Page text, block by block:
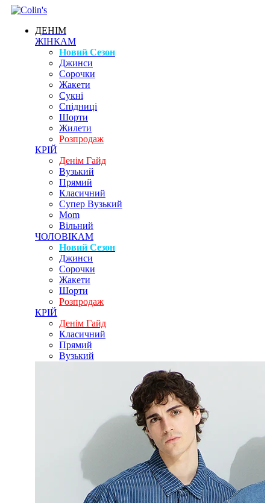
ДЕНІМ
ЖІНКАМ
Новий Сезон
Джинси
Сорочки
Жакети
Сукні
Спідниці
Шорти
Жилети
Розпродаж
КРІЙ
Денім Гайд
Вузький
Прямий
Класичний
Супер Вузький
Mom
Вільний
ЧОЛОВІКАМ
Новий Сезон
Джинси
Сорочки
Жакети
Шорти
Розпродаж
КРІЙ
Денім Гайд
Класичний
Прямий
Вузький